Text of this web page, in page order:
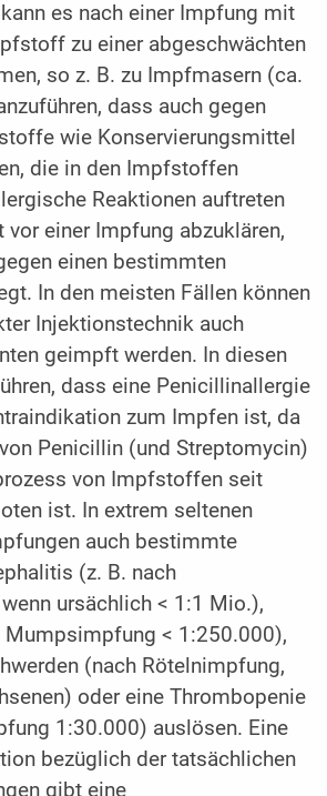
es nach einer Impfung mit
zu einer abgeschwächten
so z. B. zu Impfmasern (ca.
dass auch gegen
wie Konservierungsmittel
die in den Impfstoffen
Reaktionen auftreten
vor einer Impfung abzuklären,
einen bestimmten
In den meisten Fällen können
Injektionstechnik auch
geimpft werden. In diesen
dass eine Penicillinallergie
zum Impfen ist, da
Penicillin (und Streptomycin)
von Impfstoffen seit
ist. In extrem seltenen
auch bestimmte
(z. B. nach
ursächlich < 1:1 Mio.),
Mumpsimpfung < 1:250.000),
(nach Rötelnimpfung,
oder eine Thrombopenie
1:30.000) auslösen. Eine
bezüglich der tatsächlichen
gibt eine